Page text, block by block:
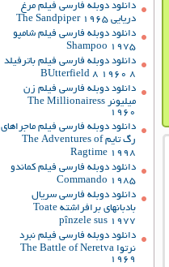
دانلود دوبله فارسی فیلم مرغ
دریایی The Sandpiper 1965
دانلود دوبله فارسی فیلم شامپو
Shampoo 1975
دانلود دوبله فارسی فیلم باترفیلد
8 BUtterfield 8 1960
دانلود دوبله فارسی فیلم زن
میلیونر The Millionairess
1960
دانلود دوبله فارسی فیلم ماجراهای
رگ تایم The Adventures of
Ragtime 1998
دانلود دوبله فارسی فیلم کماندو
Commando 1985
دانلود دوبله فارسی سریال
بادبانهای برافراشته Toate
pînzele sus 1977
دانلود دوبله فارسی فیلم نبرد
نرتوا The Battle of Neretva
1969